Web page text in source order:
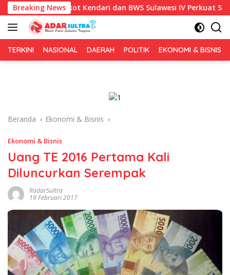
Langsung
ke
konten
Breaking News
Pemkot Kendari dan BWS Sulawesi IV Perkuat Sinergi Jaga
TERKINI NASIONAL DAERAH POLITIK EKONOMI & BISNIS
Beranda Ekonomi & Bisnis
Ekonomi & Bisnis
Uang TE 2016 Pertama Kali
Diluncurkan Serempak
RadarSultra
19 Februari 2017